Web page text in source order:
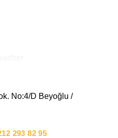
No:4/D Beyoğlu /
293 82 95